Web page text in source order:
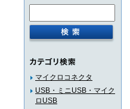
マイクロコネクタ
USB・ミニUSB・マイク
ロUSB